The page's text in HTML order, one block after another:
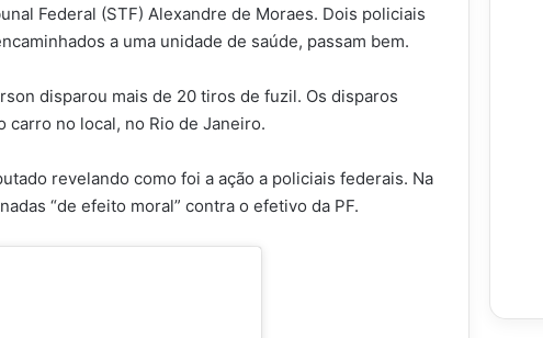
Federal (STF) Alexandre de Moraes. Dois policiais
a uma unidade de saúde, passam bem.
disparou mais de 20 tiros de fuzil. Os disparos
carro no local, no Rio de Janeiro.
revelando como foi a ação a policiais federais. Na
“de efeito moral” contra o efetivo da PF.